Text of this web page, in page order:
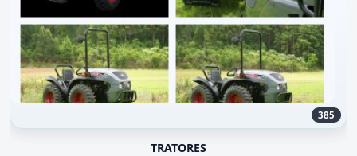
385
TRATORES